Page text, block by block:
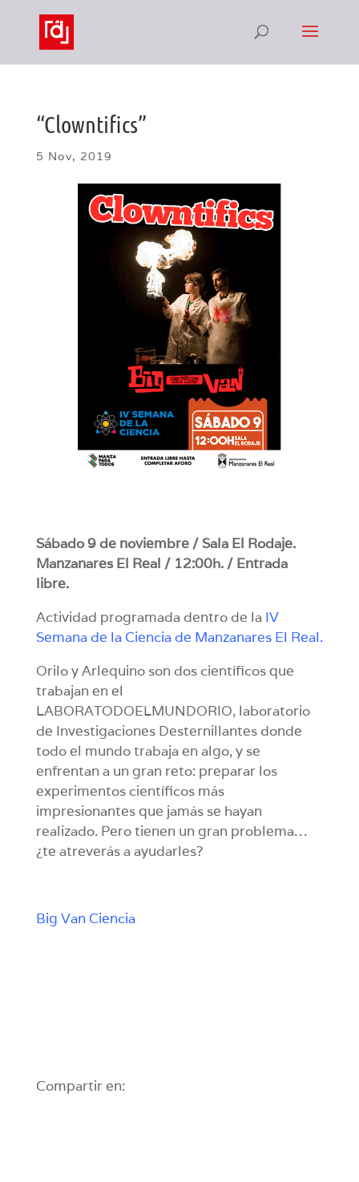
“Clowntifics”
5 Nov, 2019
Sábado 9 de noviembre / Sala El Rodaje.
Manzanares El Real / 12:00h. / Entrada
libre.
Actividad programada dentro de la IV
Semana de la Ciencia de Manzanares El Real.
Orilo y Arlequino son dos científicos que
trabajan en el
LABORATODOELMUNDORIO, laboratorio
de Investigaciones Desternillantes donde
todo el mundo trabaja en algo, y se
enfrentan a un gran reto: preparar los
experimentos científicos más
impresionantes que jamás se hayan
realizado. Pero tienen un gran problema…
¿te atreverás a ayudarles?
Big Van Ciencia
Compartir en: